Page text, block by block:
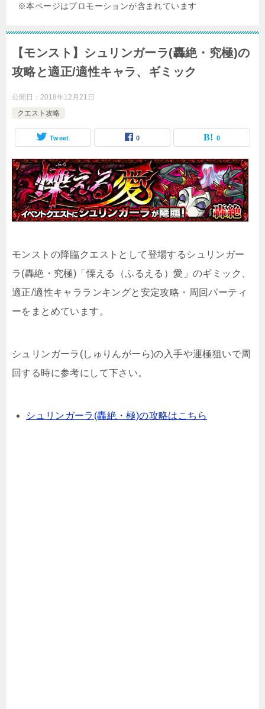
※本ページはプロモーションが含まれています
【モンスト】シュリンガーラ(轟絶・究極)の
攻略と適正/適性キャラ、ギミック
公開日： 2018年12月21日
クエスト攻略
Tweet 0 0
モンストの降臨クエストとして登場するシュリンガー
ラ(轟絶・究極)「慄える（ふるえる）愛」のギミック、
適正/適性キャラランキングと安定攻略・周回パーティ
ーをまとめています。
シュリンガーラ(しゅりんがーら)の入手や運極狙いで周
回する時に参考にして下さい。
シュリンガーラ(轟絶・極)の攻略はこちら